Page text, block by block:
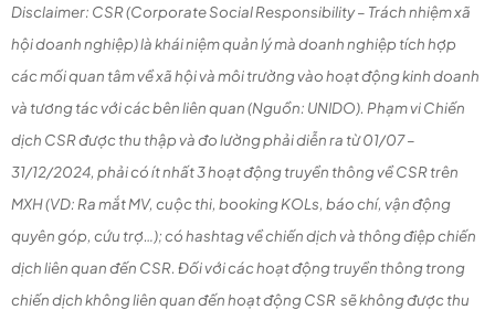
Disclaimer: CSR (Corporate Social Responsibility – Trách nhiệm xã
hội doanh nghiệp) là khái niệm quản lý mà doanh nghiệp tích hợp
các mối quan tâm về xã hội và môi trường vào hoạt động kinh doanh
và tương tác với các bên liên quan (Nguồn: UNIDO). Phạm vi Chiến
dịch CSR được thu thập và đo lường phải diễn ra từ 01/07 –
31/12/2024, phải có ít nhất 3 hoạt động truyền thông về CSR trên
MXH (VD: Ra mắt MV, cuộc thi, booking KOLs, báo chí, vận động
quyên góp, cứu trợ…); có hashtag về chiến dịch và thông điệp chiến
dịch liên quan đến CSR. Đối với các hoạt động truyền thông trong
chiến dịch không liên quan đến hoạt động CSR sẽ không được thu